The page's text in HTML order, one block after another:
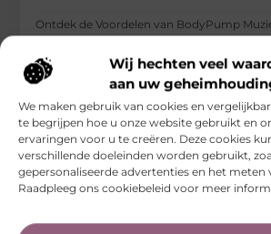
Wij hechten veel
aan uw
We maken gebruik van cookies en
te begrijpen hoe u onze website gebruikt en
ervaringen voor u te creëren. Deze cookies
verschillende doeleinden worden gebruikt,
gepersonaliseerde advertenties en het meten
Raadpleeg ons cookiebeleid voor meer
Ontdek de Voordelen van BodyPump
Health Club Welkom bij Nautilus Health
toegewijd zijn aan
...
Sport